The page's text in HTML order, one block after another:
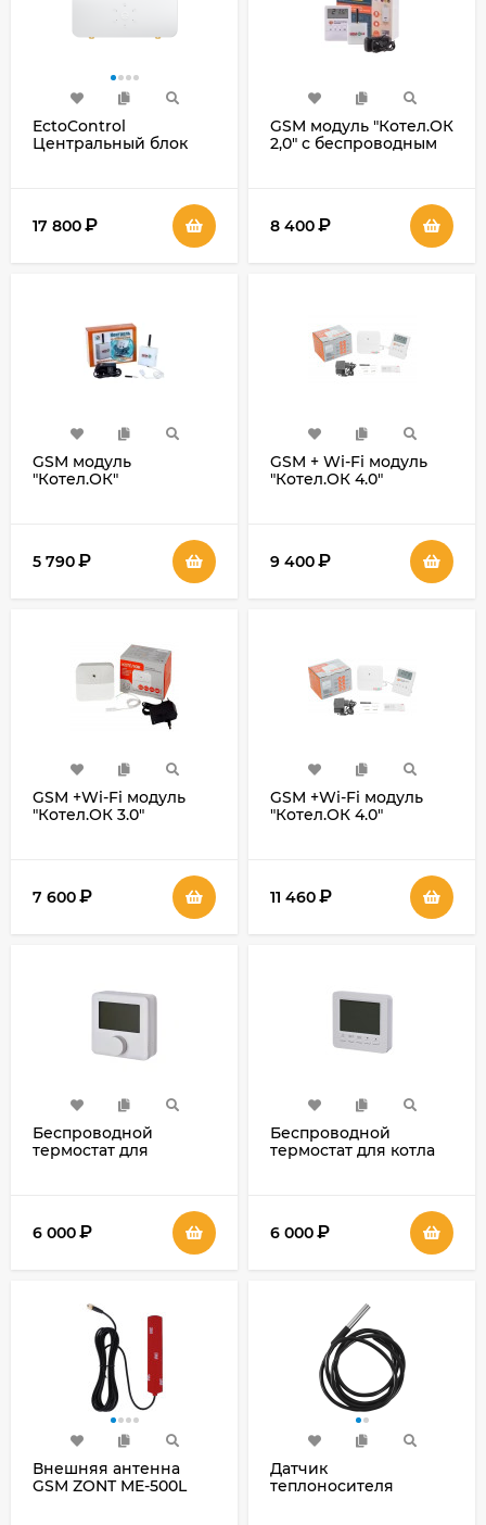
EctoControl
Центральный блок
17 800₽
GSM модуль "Котел.ОК
2,0" с беспроводным
8 400₽
GSM модуль
"Котел.ОК"
5 790₽
GSM + Wi-Fi модуль
"Котел.ОК 4.0"
9 400₽
GSM +Wi-Fi модуль
"Котел.ОК 3.0"
7 600₽
GSM +Wi-Fi модуль
"Котел.ОК 4.0"
11 460₽
Беспроводной
термостат для
6 000₽
Беспроводной
термостат для котла
6 000₽
Внешняя антенна
GSM ZONT ME-500L
Датчик
теплоносителя